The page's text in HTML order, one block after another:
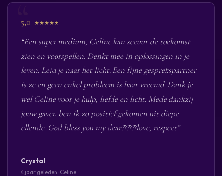
5,0 ★★★★★
“Een super medium, Celine kan secuur de toekomst
zien en voorspellen. Denkt mee in oplossingen in je
leven. Leid je naar het licht. Een fijne gesprekspartner
is ze en geen enkel probleem is haar vreemd. Dank je
wel Celine voor je hulp, liefde en licht. Mede dankzij
jouw gaven ben ik zo positief gekomen uit diepe
ellende. God bless you my dear??????love, respect”
Crystal
4 jaar geleden · Celine